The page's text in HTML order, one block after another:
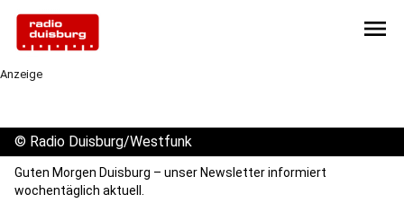
menu
Anzeige
© Radio Duisburg/Westfunk
Guten Morgen Duisburg – unser Newsletter informiert
wochentäglich aktuell.